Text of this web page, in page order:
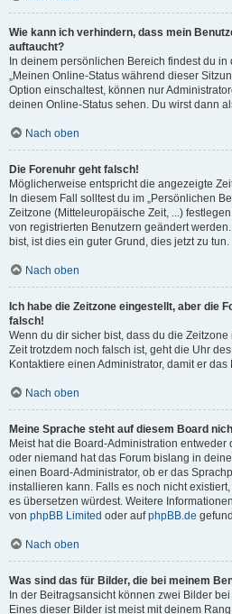
Wie kann ich verhindern, dass mein
auftaucht?
In deinem persönlichen Bereich findest du
„Meinen Online-Status während dieser
Option einschaltest, können nur
deinen Online-Status sehen. Du wirst dann
Nach oben
Die Forenuhr geht falsch!
Möglicherweise entspricht die angezeigte
In diesem Fall solltest du im „Persönlichen
Zeitzone (Mitteleuropäische Zeit, ...)
von registrierten Benutzern geändert
bist, ist dies ein guter Grund, dies jetzt zu tun.
Nach oben
Ich habe die Zeitzone eingestellt, aber die
falsch!
Wenn du dir sicher bist, dass du die
Zeit trotzdem noch falsch ist, geht die Uhr
Kontaktiere einen Administrator, damit er
Nach oben
Meine Sprache steht auf diesem Board
Meist hat die Board-Administration
oder niemand hat das Forum bislang in
einen Board-Administrator, ob er das
installieren kann. Falls es noch nicht
es übersetzen würdest. Weitere
von phpBB Limited oder aufphpBB.de
Nach oben
Was sind das für Bilder, die bei meinem
In der Beitragsansicht können zwei Bilder
Eines dieser Bilder ist meist mit deinem